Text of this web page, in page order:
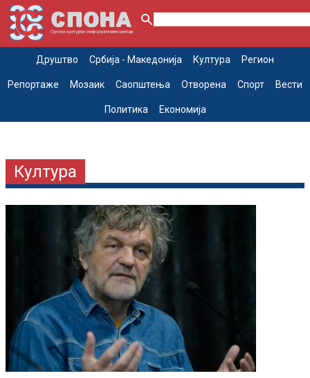
Друштво Србија - Македонија Култура Регион
Репортаже Мозаик Саопштења Отворена Спорт Вести
Политика Економија
Култура